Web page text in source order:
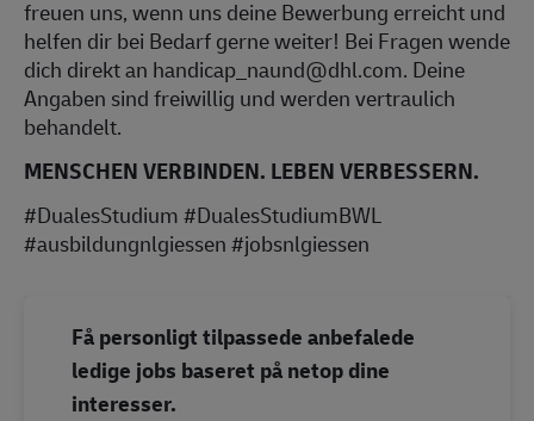
freuen uns, wenn uns deine Bewerbung erreicht und
helfen dir bei Bedarf gerne weiter! Bei Fragen wende
dich direkt an handicap_naund@dhl.com. Deine
Angaben sind freiwillig und werden vertraulich
behandelt.
MENSCHEN VERBINDEN. LEBEN VERBESSERN.
#DualesStudium #DualesStudiumBWL
#ausbildungnlgiessen #jobsnlgiessen
Få personligt tilpassede anbefalede
ledige jobs baseret på netop dine
interesser.